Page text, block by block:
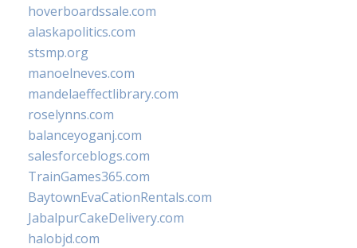
hoverboardssale.com
alaskapolitics.com
stsmp.org
manoelneves.com
mandelaeffectlibrary.com
roselynns.com
balanceyoganj.com
salesforceblogs.com
TrainGames365.com
BaytownEvaCationRentals.com
JabalpurCakeDelivery.com
halobjd.com